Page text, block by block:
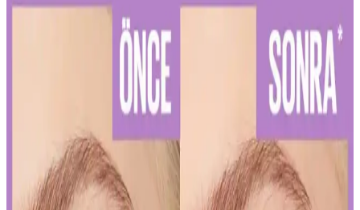
Diş Hassasiyetini Azaltan Doğru Diş Macunu Seçimi
ve Kullanım İpuçları
Diş hassasiyetini hafifletmek ve sağlıklı bir gülüşe ulaşmak için
doğru diş macunu seçimi ve düzenli kullanım önemlidir. Uzman
önerileriyle diş sağlığınızı koruyun.
Kalıcı Kalem Göz Makyajı: Uzun Süre Dayanan ve
Pratik Kullanım İpuçları
Kalıcı kalem göz makyajı, suya ve tere dayanıklı formülleriyle uzun
süre kalıcı ve net çizgiler sağlar. Uygulama ve bakım ipuçlarıyla
gözlerinizi vurgulayın.